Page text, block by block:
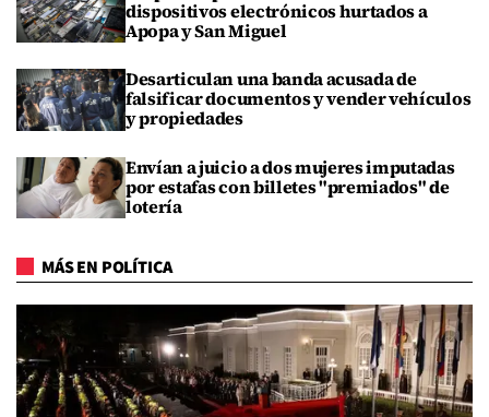
dispositivos electrónicos hurtados a
Apopa y San Miguel
Desarticulan una banda acusada de
falsificar documentos y vender vehículos
y propiedades
Envían a juicio a dos mujeres imputadas
por estafas con billetes "premiados" de
lotería
MÁS EN POLÍTICA